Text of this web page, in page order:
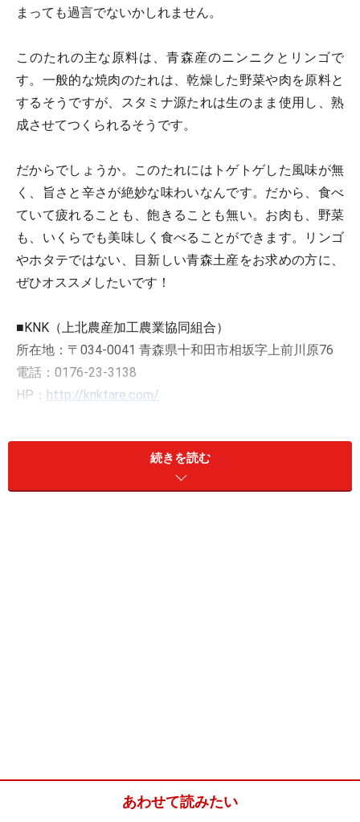
まっても過言でないかしれません。
このたれの主な原料は、青森産のニンニクとリンゴで
す。一般的な焼肉のたれは、乾燥した野菜や肉を原料と
するそうですが、スタミナ源たれは生のまま使用し、熟
成させてつくられるそうです。
だからでしょうか。このたれにはトゲトゲした風味が無
く、旨さと辛さが絶妙な味わいなんです。だから、食べ
ていて疲れることも、飽きることも無い。お肉も、野菜
も、いくらでも美味しく食べることができます。リンゴ
やホタテではない、目新しい青森土産をお求めの方に、
ぜひオススメしたいです！
■KNK（上北農産加工農業協同組合）
所在地：〒034-0041 青森県十和田市相坂字上前川原76
電話：0176-23-3138
HP： http://knktare.com/
ーなどで購入できます。
続きを読む
あわせて読みたい